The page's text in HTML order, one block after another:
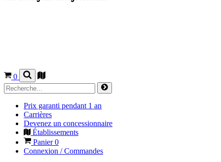
0
Prix garanti pendant 1 an
Carrières
Devenez un concessionnaire
Établissements
Panier0
Connexion / Commandes